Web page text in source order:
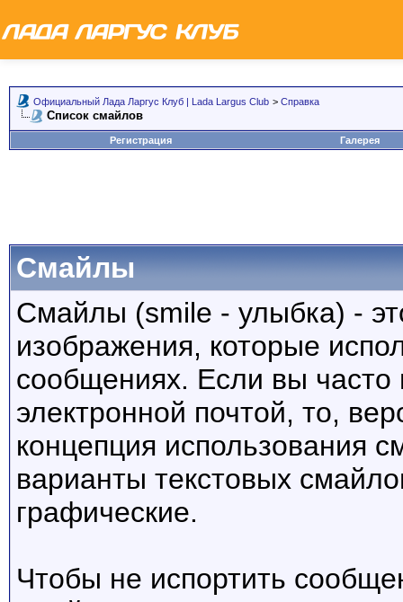
Официальный Лада Ларгус Клуб | Lada Largus Club > Справка
Список смайлов
Регистрация Галерея
Смайлы
Смайлы (smile - улыбка) -
изображения, которые
сообщениях. Если вы часто
электронной почтой, то,
концепция использования
варианты текстовых
графические.
Чтобы не испортить